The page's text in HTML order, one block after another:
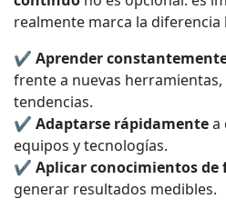
realmente marca la diferencia
✔️ Aprender
frente a nuevas
tendencias.
✔️ Adaptarse rápidamentea
equipos y tecnologías.
✔️ Aplicar conocimientos
generar resultados medibles.